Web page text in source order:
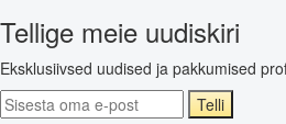
Tellige meie uudiskiri
Eksklusiivsed uudised ja pakkumised
Telli